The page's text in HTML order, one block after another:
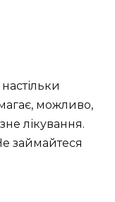
можливо,
лікування.
займайтеся